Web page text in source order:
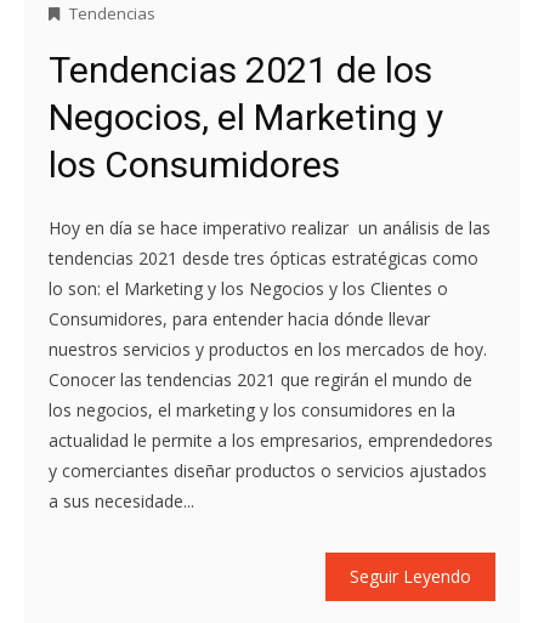
Tendencias
Tendencias 2021 de los
Negocios, el Marketing y
los Consumidores
Hoy en día se hace imperativo realizar un análisis de las
tendencias 2021 desde tres ópticas estratégicas como
lo son: el Marketing y los Negocios y los Clientes o
Consumidores, para entender hacia dónde llevar
nuestros servicios y productos en los mercados de hoy.
Conocer las tendencias 2021 que regirán el mundo de
los negocios, el marketing y los consumidores en la
actualidad le permite a los empresarios, emprendedores
y comerciantes diseñar productos o servicios ajustados
a sus necesidade...
Seguir Leyendo